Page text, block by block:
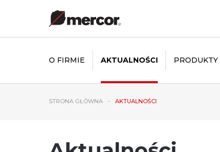
O FIRMIE AKTUALNOŚCI PRODUKTY
STRONA GŁÓWNA AKTUALNOŚCI